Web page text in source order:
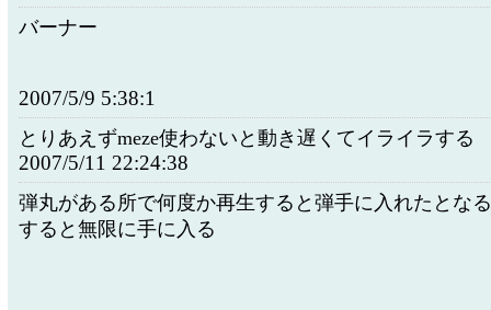
バーナー
2007/5/9 5:38:1
とりあえずmeze使わないと動き遅くてイライラする
2007/5/11 22:24:38
弾丸がある所で何度か再生すると弾手に入れたとな
すると無限に手に入る